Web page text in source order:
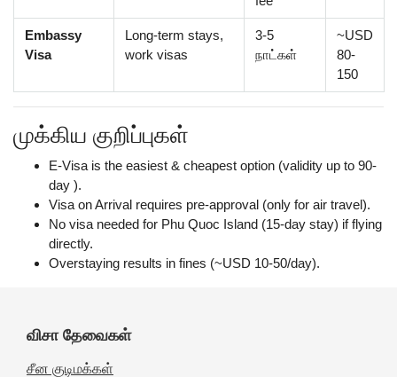
Embassy
Visa
Long-term stays,
work visas
3-5
நாட்கள்
~USD
80-
150
முக்கிய குறிப்புகள்
E-Visa is the easiest & cheapest option (validity up to 90-
day ).
Visa on Arrival requires pre-approval (only for air travel).
No visa needed for Phu Quoc Island (15-day stay) if flying
directly.
Overstaying results in fines (~USD 10-50/day).
விசா தேவைகள்
சீன குடிமக்கள்